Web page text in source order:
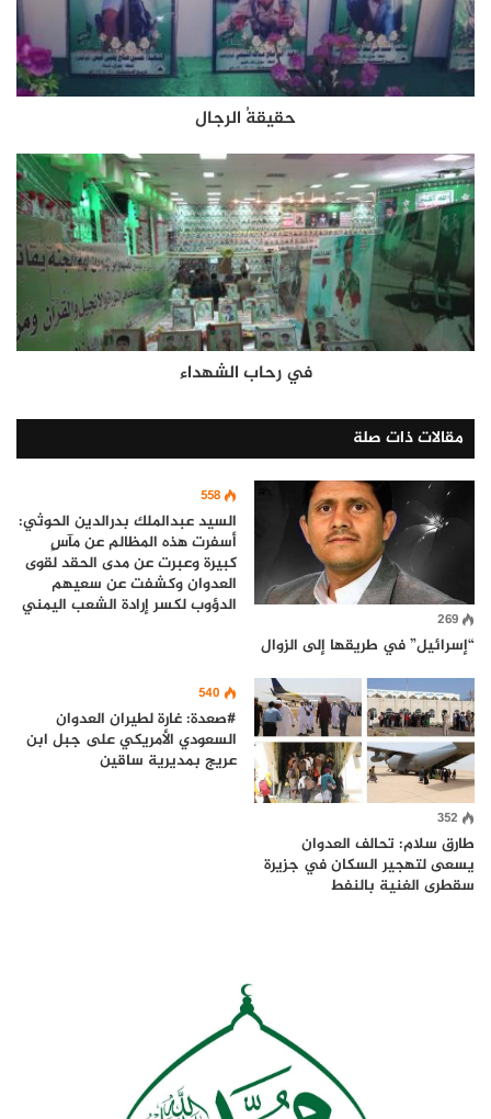
حقيقةُ الرجال
في رحاب الشهداء
مقالات ذات صلة
269
“إسرائيل” في طريقها إلى الزوال
558
السيد عبدالملك بدرالدين الحوثي:
أسفرت هذه المظالم عن مآسٍ
كبيرة وعبرت عن مدى الحقد لقوى
العدوان وكشفت عن سعيهم
الدؤوب لكسر إرادة الشعب اليمني
352
طارق سلام: تحالف العدوان
يسعى لتهجير السكان في جزيرة
سقطرى الغنية بالنفط
540
#صعدة: غارة لطيران العدوان
السعودي الأمريكي على جبل ابن
عريج بمديرية ساقين